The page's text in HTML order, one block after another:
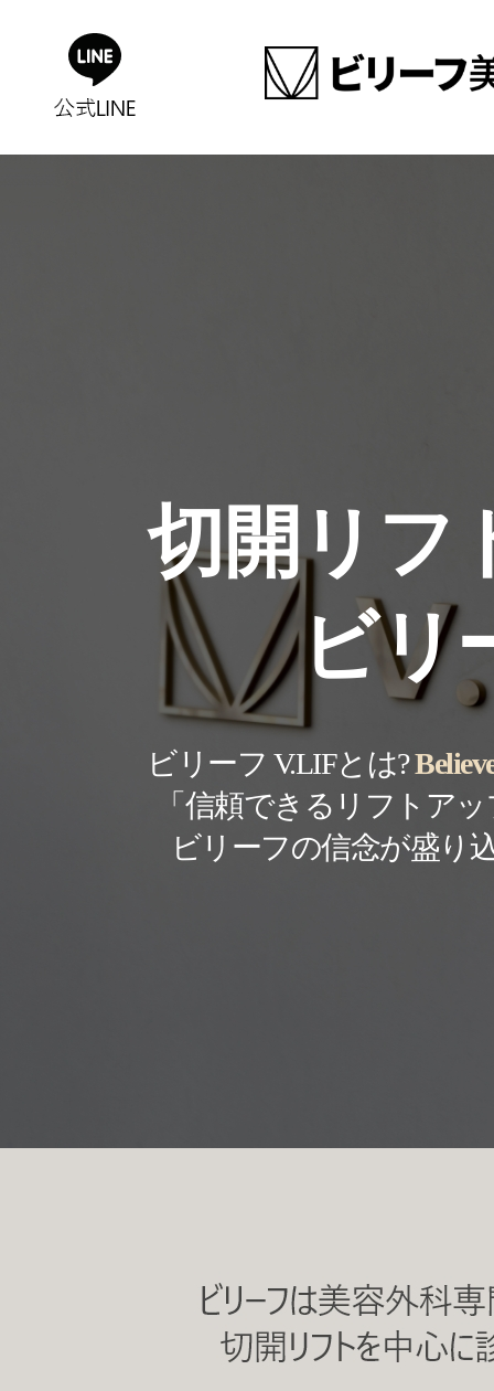
切開リフ
ビリ
ビリーフ V.LIFとは?
「信頼できるリフトア
ビリーフの信念が盛り